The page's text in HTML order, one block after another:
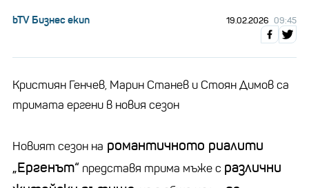
bTV Бизнес екип 19.02.2026 09:45
Кристиян Генчев, Марин Станев и Стоян Димов са
тримата ергени в новия сезон
Новият сезон на романтичното риалити
„Ергенът“ представя трима мъже с различни